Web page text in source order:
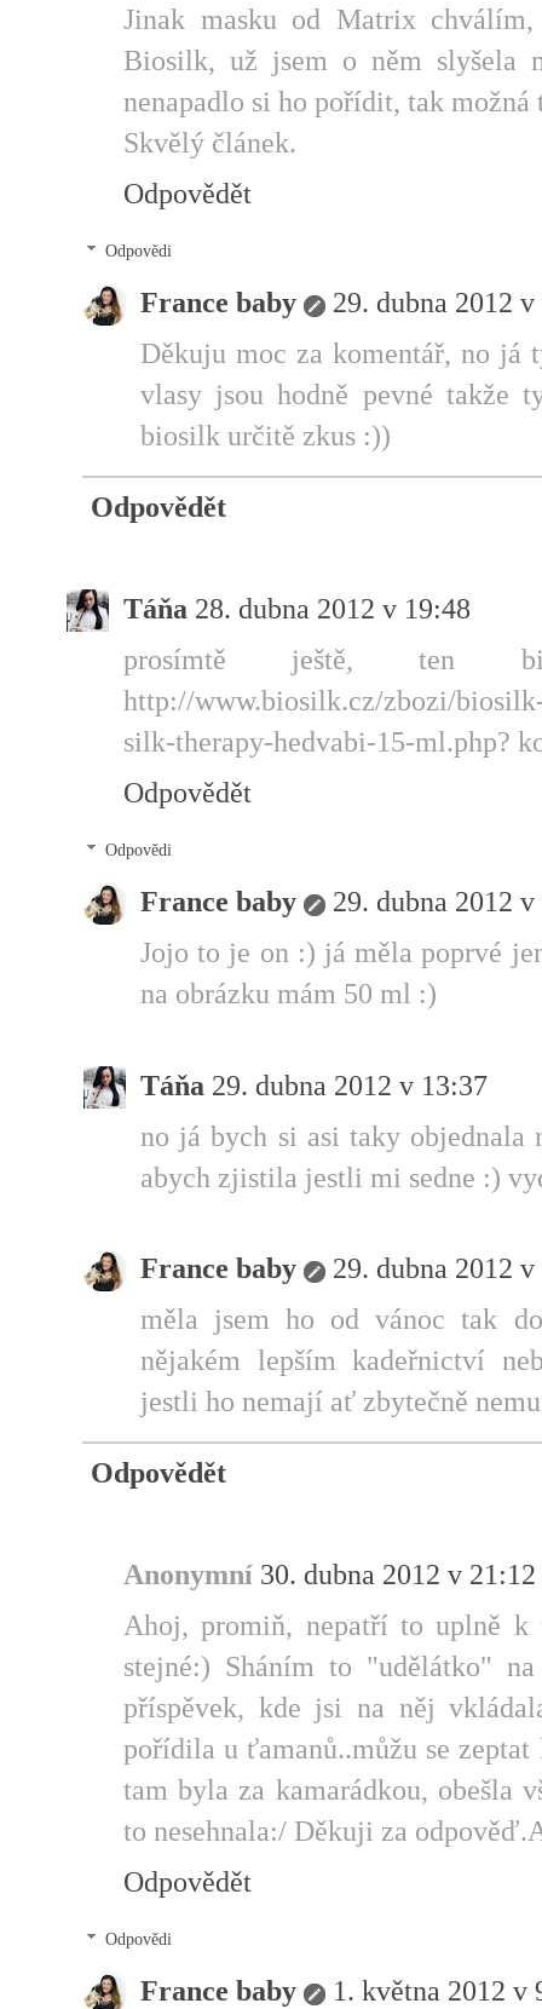
Jinak masku od Matrix
Biosilk, už jsem o něm slyšela
nenapadlo si ho pořídit, tak
Skvělý článek.
Odpovědět
Odpovědi
France baby
29. dubna 2012
Děkuju moc za komentář, no já
vlasy jsou hodně pevné takže
biosilk určitě zkus :))
Odpovědět
Táňa 28. dubna 2012 v 19:48
prosímtě ještě, ten
http://www.biosilk.cz/zbozi/
silk-therapy-hedvabi-15-ml.php?
Odpovědět
Odpovědi
France baby
29. dubna 2012
Jojo to je on :) já měla poprvé
na obrázku mám 50 ml :)
Táňa 29. dubna 2012 v 13:37
no já bych si asi taky objednala
abych zjistila jestli mi sedne :)
France baby
29. dubna 2012
měla jsem ho od vánoc tak
nějakém lepším kadeřnictví
jestli ho nemají ať zbytečně
Odpovědět
Anonymní 30. dubna 2012 v 21:12
Ahoj, promiň, nepatří to uplně
stejné:) Sháním to "udělátko"
příspěvek, kde jsi na něj
pořídila u ťamanů..můžu se zeptat
tam byla za kamarádkou, obešla
to nesehnala:/ Děkuji za
Odpovědět
Odpovědi
France baby
1. května 2012 v